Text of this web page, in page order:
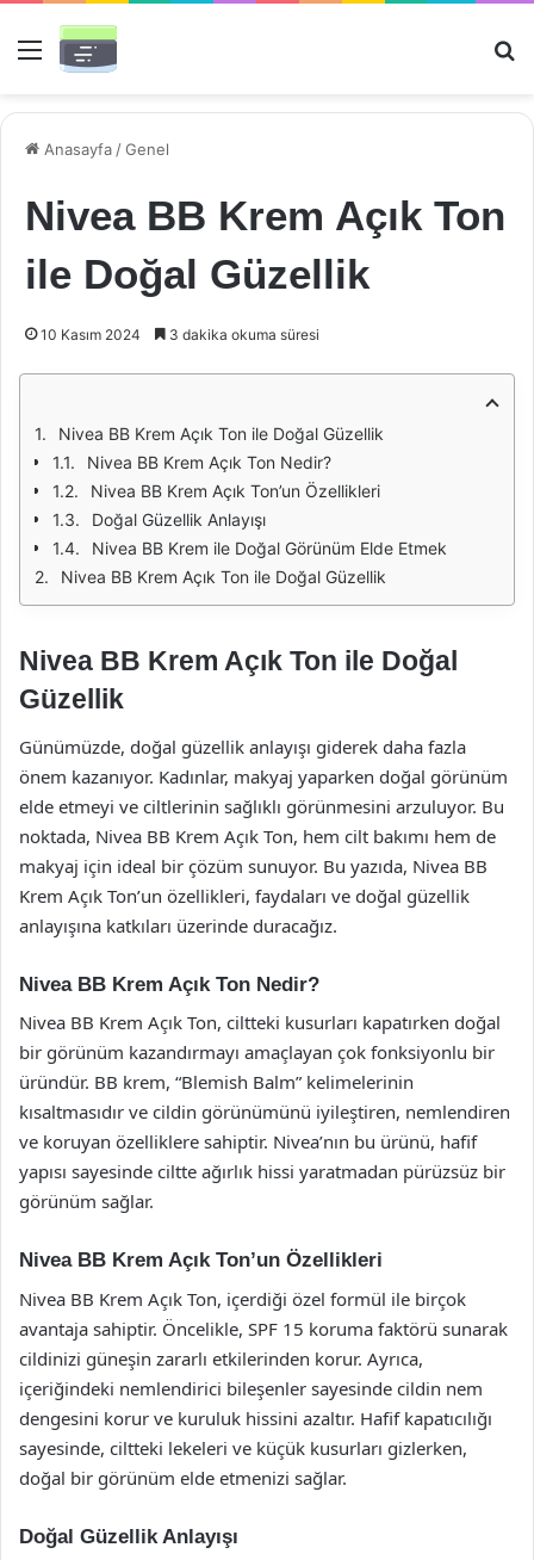
Menü
Anasayfa /Genel
Nivea BB Krem Açık Ton
ile Doğal Güzellik
10 Kasım 2024 3 dakika okuma süresi
Nivea BB Krem Açık Ton ile Doğal Güzellik
Nivea BB Krem Açık Ton Nedir?
Nivea BB Krem Açık Ton’un Özellikleri
Doğal Güzellik Anlayışı
Nivea BB Krem ile Doğal Görünüm Elde Etmek
Nivea BB Krem Açık Ton ile Doğal Güzellik
Nivea BB Krem Açık Ton ile Doğal
Güzellik
Günümüzde, doğal güzellik anlayışı giderek daha fazla
önem kazanıyor. Kadınlar, makyaj yaparken doğal görünüm
elde etmeyi ve ciltlerinin sağlıklı görünmesini arzuluyor. Bu
noktada, Nivea BB Krem Açık Ton, hem cilt bakımı hem de
makyaj için ideal bir çözüm sunuyor. Bu yazıda, Nivea BB
Krem Açık Ton’un özellikleri, faydaları ve doğal güzellik
anlayışına katkıları üzerinde duracağız.
Nivea BB Krem Açık Ton Nedir?
Nivea BB Krem Açık Ton, ciltteki kusurları kapatırken doğal
bir görünüm kazandırmayı amaçlayan çok fonksiyonlu bir
üründür. BB krem, “Blemish Balm” kelimelerinin
kısaltmasıdır ve cildin görünümünü iyileştiren, nemlendiren
ve koruyan özelliklere sahiptir. Nivea’nın bu ürünü, hafif
yapısı sayesinde ciltte ağırlık hissi yaratmadan pürüzsüz bir
görünüm sağlar.
Nivea BB Krem Açık Ton’un Özellikleri
Nivea BB Krem Açık Ton, içerdiği özel formül ile birçok
avantaja sahiptir. Öncelikle, SPF 15 koruma faktörü sunarak
cildinizi güneşin zararlı etkilerinden korur. Ayrıca,
içeriğindeki nemlendirici bileşenler sayesinde cildin nem
dengesini korur ve kuruluk hissini azaltır. Hafif kapatıcılığı
sayesinde, ciltteki lekeleri ve küçük kusurları gizlerken,
doğal bir görünüm elde etmenizi sağlar.
Doğal Güzellik Anlayışı